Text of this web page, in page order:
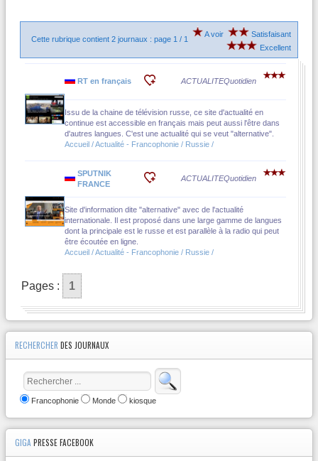
Cette rubrique contient 2 journaux : page 1 / 1
A voir
Satisfaisant
Excellent
RT en français ACTUALITEQuotidien
Issu de la chaine de télévision russe, ce site d'actualité en
continue est accessible en français mais peut aussi l'être dans
d'autres langues. C'est une actualité qui se veut "alternative".
Accueil / Actualité - Francophonie / Russie /
SPUTNIK
FRANCE
ACTUALITEQuotidien
Site d'information dite "alternative" avec de l'actualité
internationale. Il est proposé dans une large gamme de langues
dont la principale est le russe et est parallèle à la radio qui peut
être écoutée en ligne.
Accueil / Actualité - Francophonie / Russie /
Pages : 1
RECHERCHER DES JOURNAUX
Francophonie Monde kiosque
GIGAPRESSE FACEBOOK